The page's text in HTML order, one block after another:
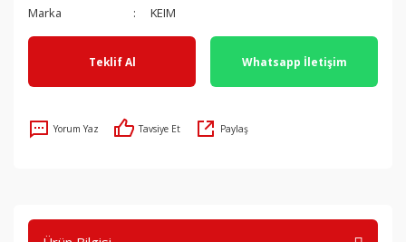
Marka
KEIM
Teklif Al Whatsapp İletişim
Yorum Yaz Tavsiye Et Paylaş